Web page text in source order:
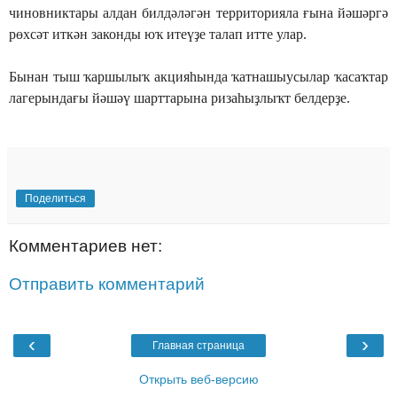
чиновниктары алдан билдәләгән территорияла ғына йәшәргә
рөхсәт иткән законды юҡ итеүҙе талап итте улар.
Бынан тыш ҡаршылыҡ акцияһында ҡатнашыусылар ҡасаҡтар
лагерындағы йәшәү шарттарына ризаһыҙлыҡт белдерҙе.
Поделиться
Комментариев нет:
Отправить комментарий
‹ ›
Главная страница
Открыть веб-версию